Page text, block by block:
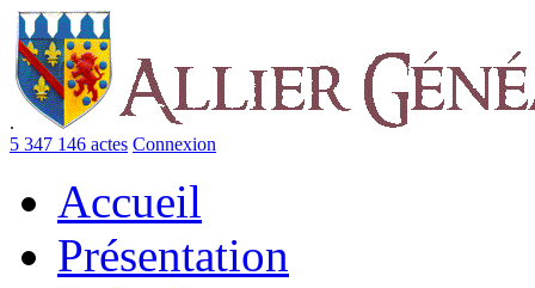
.
5 347 146 actes Connexion
Accueil
Présentation